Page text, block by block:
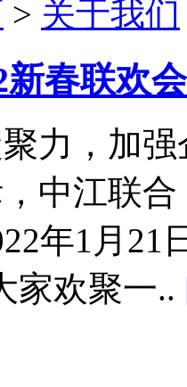
> 关于我们
新春联欢会
力，加
中江联
年1月21
家欢聚一..